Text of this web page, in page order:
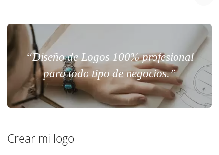
“Diseño de Logos 100% profesional
para todo tipo de negocios.”
Crear mi logo